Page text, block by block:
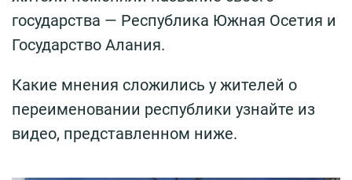
государства — Республика Южная Осетия и
Государство Алания.
Какие мнения сложились у жителей о
переименовании республики узнайте из
видео, представленном ниже.